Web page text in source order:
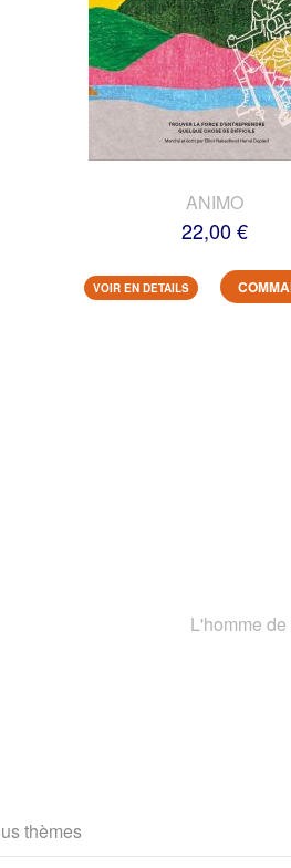
ANIMO
22,00 €
VOIR EN DETAILS
L'homme